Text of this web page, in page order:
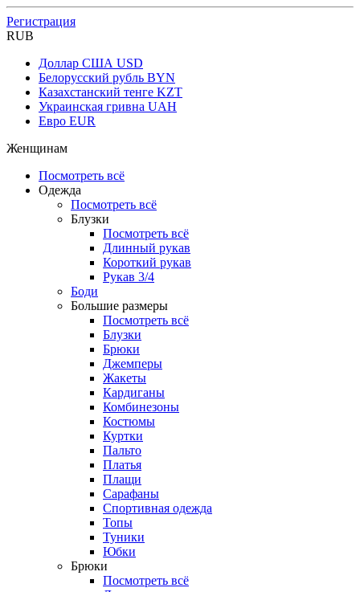
Регистрация
RUB
Доллар США USD
Белорусский рубль BYN
Казахстанский тенге KZT
Украинская гривна UAH
Евро EUR
Женщинам
Посмотреть всё
Одежда
Посмотреть всё
Блузки
Посмотреть всё
Длинный рукав
Короткий рукав
Рукав 3/4
Боди
Большие размеры
Посмотреть всё
Блузки
Брюки
Джемперы
Жакеты
Кардиганы
Комбинезоны
Костюмы
Куртки
Пальто
Платья
Плащи
Сарафаны
Спортивная одежда
Топы
Туники
Юбки
Брюки
Посмотреть всё